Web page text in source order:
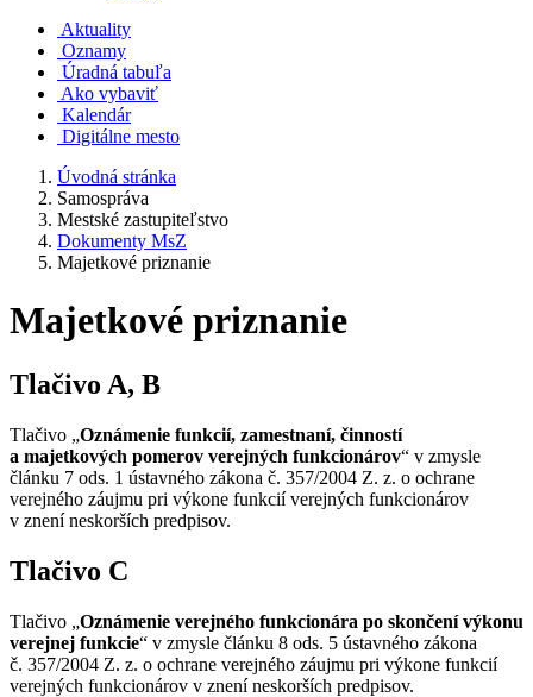
Aktuality
Oznamy
Úradná tabuľa
Ako vybaviť
Kalendár
Digitálne mesto
Úvodná stránka
Samospráva
Mestské zastupiteľstvo
Dokumenty MsZ
Majetkové priznanie
Majetkové priznanie
Tlačivo A, B
Tlačivo „Oznámenie funkcií, zamestnaní, činností
a majetkových pomerov verejných funkcionárov“ v zmysle
článku 7 ods. 1 ústavného zákona č. 357/2004 Z. z. o ochrane
verejného záujmu pri výkone funkcií verejných funkcionárov
v znení neskorších predpisov.
Tlačivo C
Tlačivo „Oznámenie verejného funkcionára po skončení výkonu
verejnej funkcie“ v zmysle článku 8 ods. 5 ústavného zákona
č. 357/2004 Z. z. o ochrane verejného záujmu pri výkone funkcií
verejných funkcionárov v znení neskorších predpisov.